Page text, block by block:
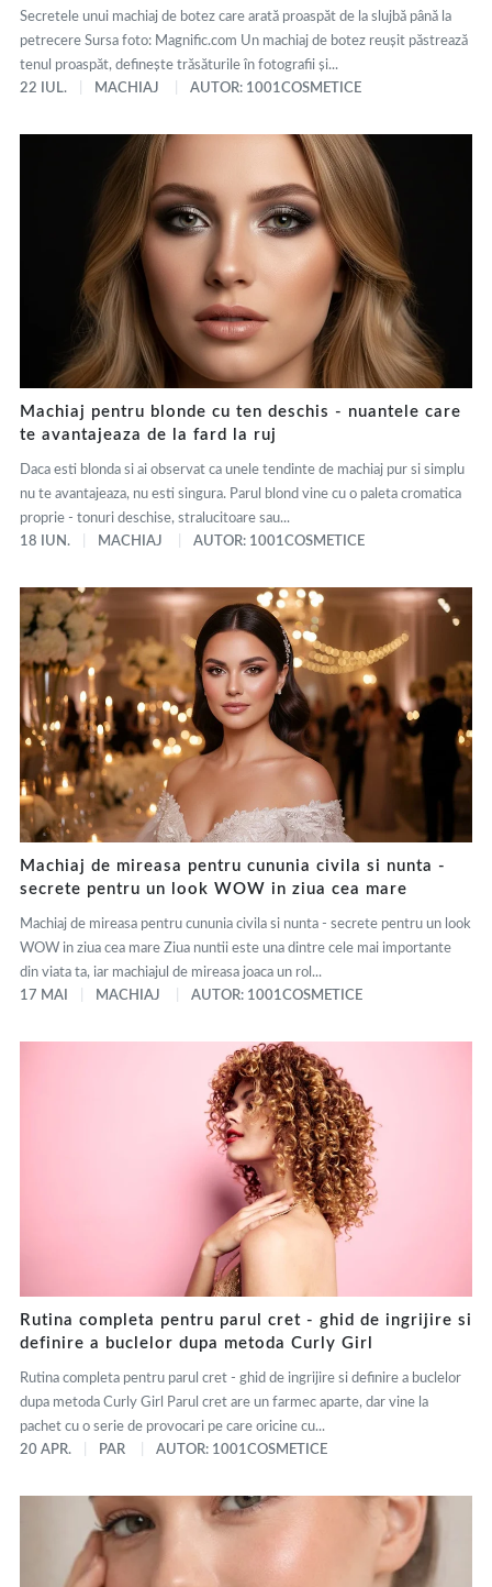
Secretele unui machiaj de botez care arată proaspăt de la slujbă până la
petrecere Sursa foto: Magnific.com Un machiaj de botez reușit păstrează
tenul proaspăt, definește trăsăturile în fotografii și...
22 IUL.
MACHIAJ AUTOR: 1001COSMETICE
Machiaj pentru blonde cu ten deschis - nuantele care
te avantajeaza de la fard la ruj
Daca esti blonda si ai observat ca unele tendinte de machiaj pur si simplu
nu te avantajeaza, nu esti singura. Parul blond vine cu o paleta cromatica
proprie - tonuri deschise, stralucitoare sau...
18 IUN.
MACHIAJ AUTOR: 1001COSMETICE
Machiaj de mireasa pentru cununia civila si nunta -
secrete pentru un look WOW in ziua cea mare
Machiaj de mireasa pentru cununia civila si nunta - secrete pentru un look
WOW in ziua cea mare Ziua nuntii este una dintre cele mai importante
din viata ta, iar machiajul de mireasa joaca un rol...
17 MAI
MACHIAJ AUTOR: 1001COSMETICE
Rutina completa pentru parul cret - ghid de ingrijire si
definire a buclelor dupa metoda Curly Girl
Rutina completa pentru parul cret - ghid de ingrijire si definire a buclelor
dupa metoda Curly Girl Parul cret are un farmec aparte, dar vine la
pachet cu o serie de provocari pe care oricine cu...
20 APR.
PAR AUTOR: 1001COSMETICE